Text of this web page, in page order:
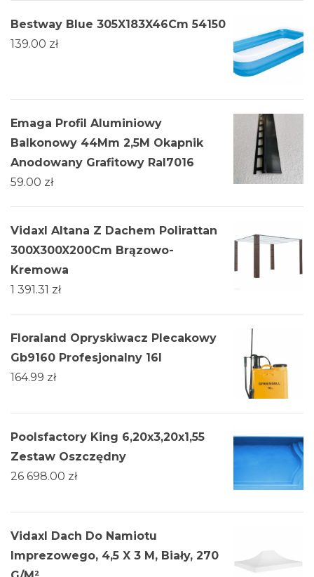
Bestway Blue 305X183X46Cm 54150
139.00 zł
Emaga Profil Aluminiowy
Balkonowy 44Mm 2,5M Okapnik
Anodowany Grafitowy Ral7016
59.00 zł
Vidaxl Altana Z Dachem Polirattan
300X300X200Cm Brązowo-
Kremowa
1 391.31 zł
Floraland Opryskiwacz Plecakowy
Gb9160 Profesjonalny 16l
164.99 zł
Poolsfactory King 6,20x3,20x1,55
Zestaw Oszczędny
26 698.00 zł
Vidaxl Dach Do Namiotu
Imprezowego, 4,5 X 3 M, Biały, 270